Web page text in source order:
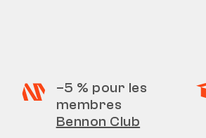
–5 % pour les
membres
Bennon Club